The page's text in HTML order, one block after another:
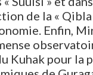
de la «
Enfin,
Kuhak pour la